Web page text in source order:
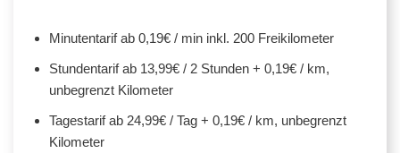
Minutentarif ab 0,19€ / min inkl. 200 Freikilometer
Stundentarif ab 13,99€ / 2 Stunden + 0,19€ / km,
unbegrenzt Kilometer
Tagestarif ab 24,99€ / Tag + 0,19€ / km, unbegrenzt
Kilometer